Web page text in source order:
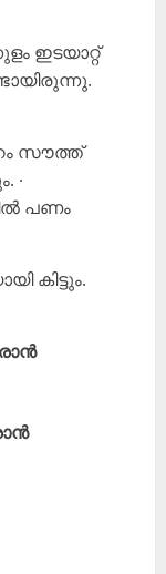
ഇടയാറ്റ്
സൗത്ത്
∙
പണം
കിട്ടും.